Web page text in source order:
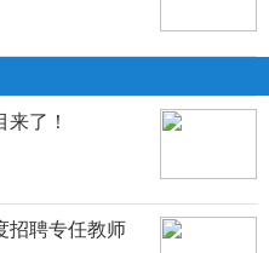
了！
招聘专任教师